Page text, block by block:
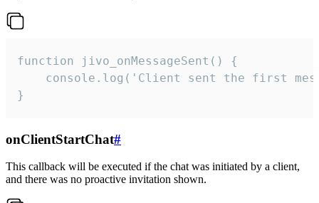
function jivo_onMessageSent() {
console.log('Client sent the first
}
onClientStartChat#
This callback will be executed if the chat was initiated by a client,
and there was no proactive invitation shown.